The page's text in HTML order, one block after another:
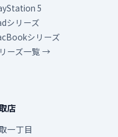
5
シリーズ
シリーズ
ーズ一覧 →
店
一丁目